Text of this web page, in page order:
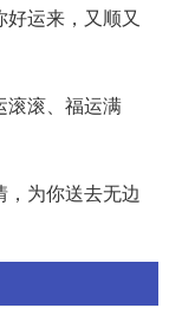
运来，又顺又
滚滚、福运满
为你送去无边